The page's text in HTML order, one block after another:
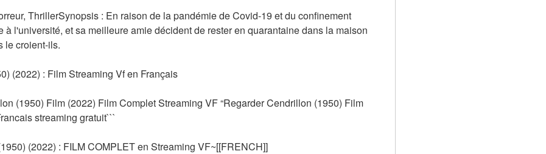
ThrillerSynopsis : En raison de la pandémie de Covid-19 et du confinement
à l'université, et sa meilleure amie décident de rester en quarantaine dans la maison
le croient-ils.
(2022) : Film Streaming Vf en Français
(1950) Film (2022) Film Complet Streaming VF “Regarder Cendrillon (1950) Film
streaming gratuit```
(2022) : FILM COMPLET en Streaming VF~[[FRENCH]]